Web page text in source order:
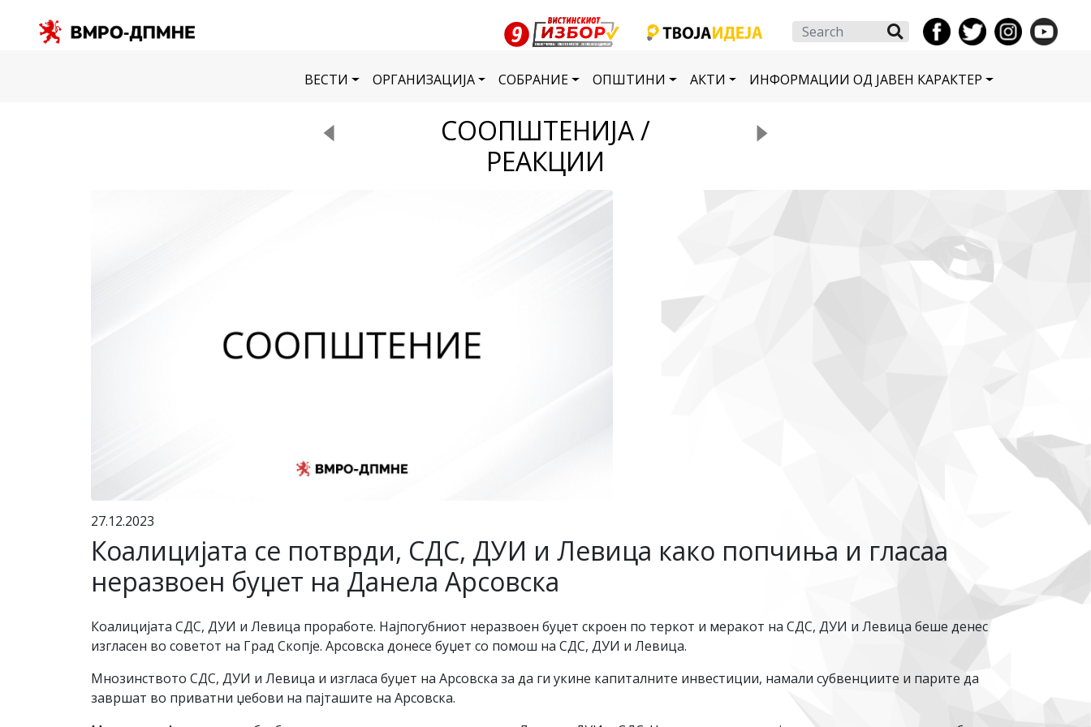
Search
ВЕСТИ ОРГАНИЗАЦИЈА СОБРАНИЕ ОПШТИНИ АКТИ ИНФОРМАЦИИ ОД ЈАВЕН КАРАКТЕР
СООПШТЕНИЈА /
РЕАКЦИИ
27.12.2023
Коалицијата се потврди, СДС, ДУИ и Левица како попчиња и гласаа
неразвоен буџет на Данела Арсовска
Коалицијата СДС, ДУИ и Левица проработе. Најпогубниот неразвоен буџет скроен по теркот и меракот на СДС, ДУИ и Левица беше денес
изгласен во советот на Град Скопје. Арсовска донесе буџет со помош на СДС, ДУИ и Левица.
Мнозинството СДС, ДУИ и Левица и изгласа буџет на Арсовска за да ги укине капиталните инвестиции, намали субвенциите и парите да
завршат во приватни џебови на пајташите на Арсовска.